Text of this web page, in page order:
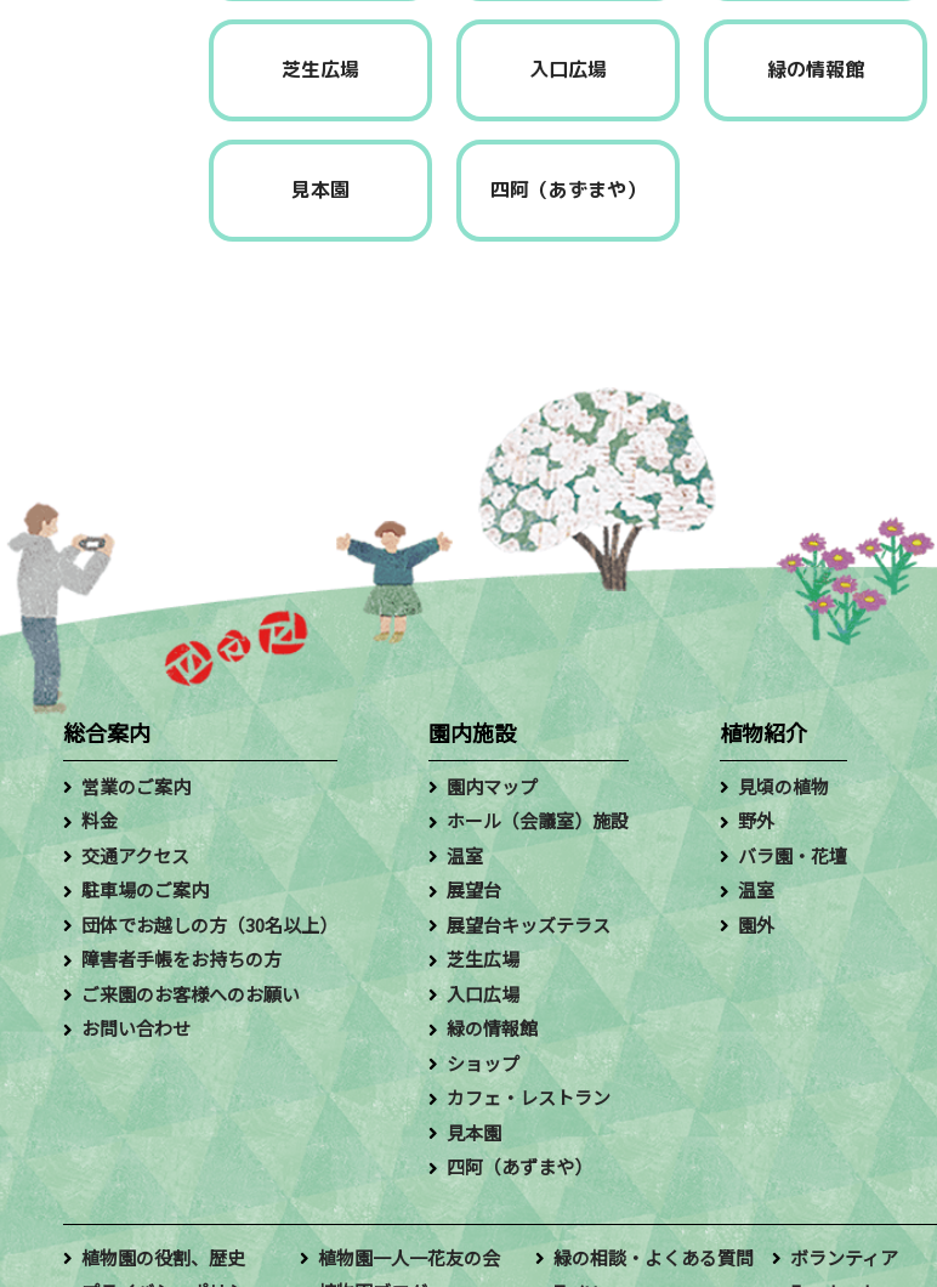
芝生広場 入口広場 緑の情報館
見本園 四阿（あずまや）
総合案内
営業のご案内
料金
交通アクセス
駐車場のご案内
団体でお越しの方（30名以上）
障害者手帳をお持ちの方
ご来園のお客様へのお願い
お問い合わせ
園内施設
園内マップ
ホール（会議室）施設
温室
展望台
展望台キッズテラス
芝生広場
入口広場
緑の情報館
ショップ
カフェ・レストラン
見本園
四阿（あずまや）
植物紹介
見頃の植物
野外
バラ園・花壇
温室
園外
植物園の役割、歴史 植物園一人一花友の会 緑の相談・よくある質問 ボランティア